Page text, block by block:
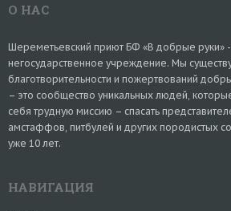
О НАС
Шереметьевский приют БФ «В добрые руки»
негосударственное учреждение. Мы
благотворительности и пожертвований
– это сообщество уникальных людей,
себя трудную миссию – спасать
амстаффов, питбулей и других породистых
уже 10 лет.
НАВИГАЦИЯ